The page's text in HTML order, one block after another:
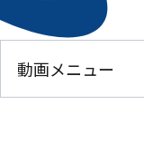
動画メニュー